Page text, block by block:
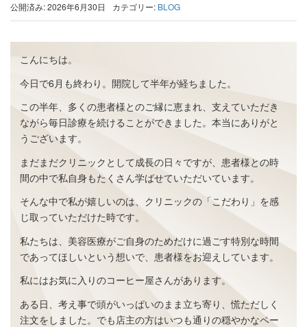
公開済み: 2026年6月30日 カテゴリー: BLOG
こんにちは。
今日で6月も終わり。開院して半年が経ちました。
この半年、多くの患者様とのご縁に恵まれ、支えていただき
ながら毎日診療を続けることができました。本当にありがと
うございます。
まだまだクリニックとして成長の日々ですが、患者様との時
間の中で私自身もたくさん学ばせていただいています。
そんな中で私が嬉しいのは、クリニックの「こだわり」を感
じ取っていただけた時です。
私たちは、美容医療がご自身のためだけに過ごす特別な時間
であってほしいという想いで、患者様をお迎えしています。
私にはお気に入りのコーヒー屋さんがあります。
ある日、考え事で頭がいっぱいのまま立ち寄り、慌ただしく
注文をしました。でも店主の方はいつも通りの穏やかなペー